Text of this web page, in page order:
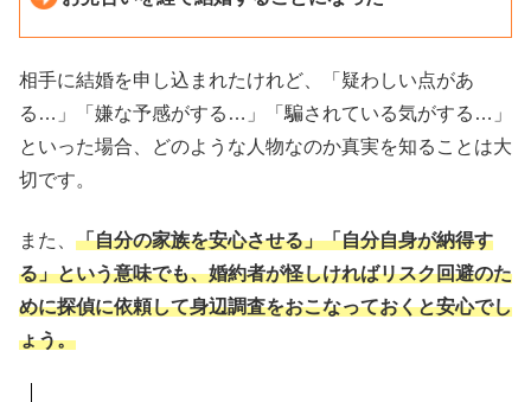
相手に結婚を申し込まれたけれど、「疑わしい点があ
る…」「嫌な予感がする…」「騙されている気がする…」
といった場合、どのような人物なのか真実を知ることは大
切です。
また、 「自分の家族を安心させる」「自分自身が納得す
る」という意味でも、婚約者が怪しければリスク回避のた
めに探偵に依頼して身辺調査をおこなっておくと安心でし
ょう。